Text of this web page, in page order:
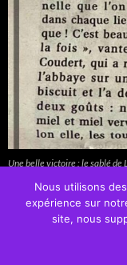
Une belle victoire : le sablé de
Nous utilisons
expérience sur
site, nous